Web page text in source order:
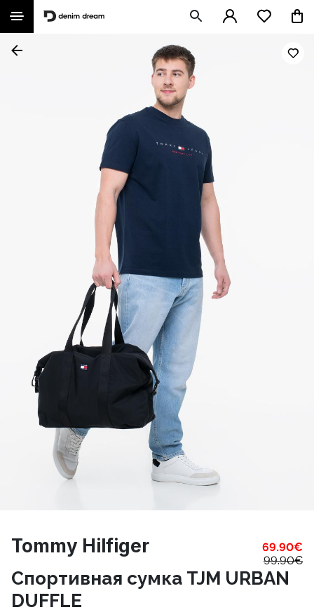
Tommy Hilfiger 69.90€
99.90€
Спортивная сумка TJM URBAN
DUFFLE